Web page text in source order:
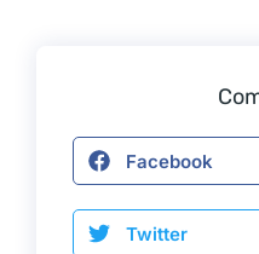
Facebook
Twitter